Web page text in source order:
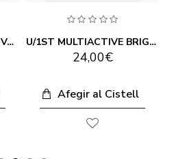
U/1ST MULTIACTIVE ADVANCED LIP SERUM YOU 3G U/1ST MULTIACTIVE BRIGHTENING CONCEALER 12ML
24,00€
Afegir al Cistell